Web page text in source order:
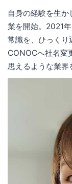
自身の経験を生
業を開始。2021
常識を、ひっくり
CONOCへ社名変
思えるような業界